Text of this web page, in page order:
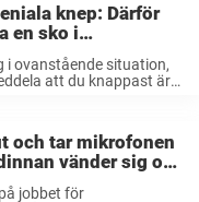
knep: Därför
en sko i
i ovanstående situation,
att du knappast är
och tar mikrofonen
vänder sig om
jobbet för